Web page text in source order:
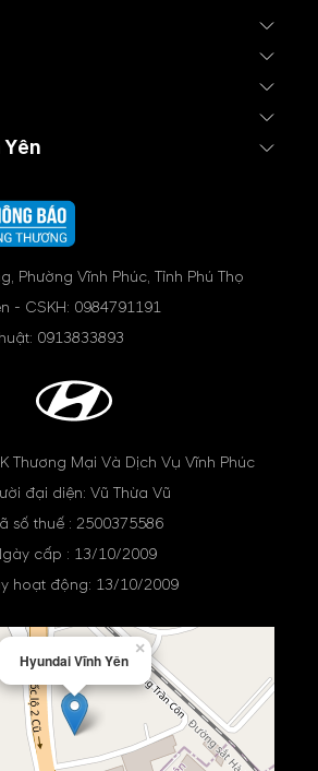
Phường Vĩnh Phúc, Tỉnh Phú Thọ
- CSKH: 0984791191
0913833893
Thương Mại Và Dịch Vụ Vĩnh Phúc
đại diện: Vũ Thừa Vũ
số thuế : 2500375586
cấp : 13/10/2009
hoạt động: 13/10/2009
Hyundai Vĩnh Yên
×